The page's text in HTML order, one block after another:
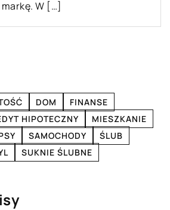
DOM
FINANSE
HIPOTECZNY
MIESZKANIE
SAMOCHODY
ŚLUB
SUKNIE ŚLUBNE